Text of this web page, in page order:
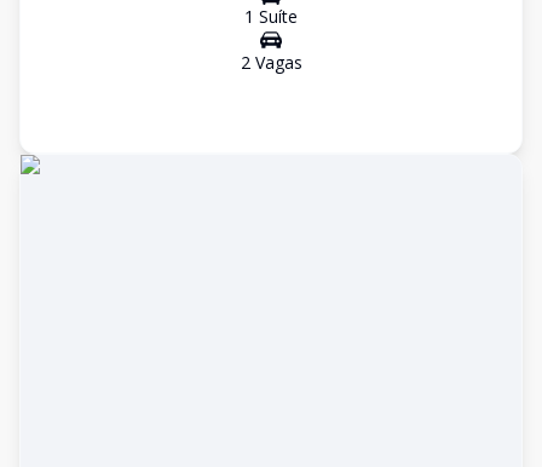
1 Suíte
2Vagas